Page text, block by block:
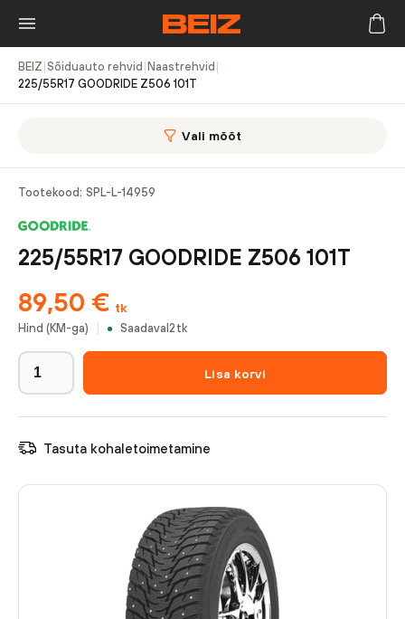
BEIZ Sõiduauto rehvid Naastrehvid
225/55R17 GOODRIDE Z506 101T
Vali mõõt
Tootekood: SPL-L-14959
225/55R17 GOODRIDE Z506 101T
89,50 € tk
Hind (KM-ga) Saadaval 2 tk
Lisa korvi
Tasuta kohaletoimetamine